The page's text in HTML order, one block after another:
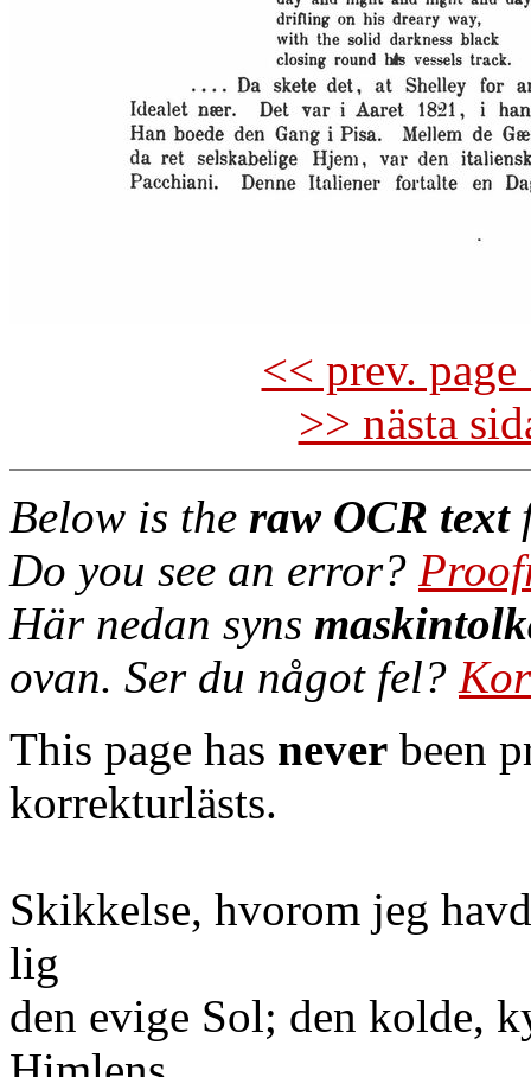
<< prev.
>> nästa
Below is the raw OCR text
Do you see an error?
Här nedan syns
ovan. Ser du något fel?
This page has never been
korrekturlästs.
Skikkelse, hvorom jeg
lig
den evige Sol; den kolde,